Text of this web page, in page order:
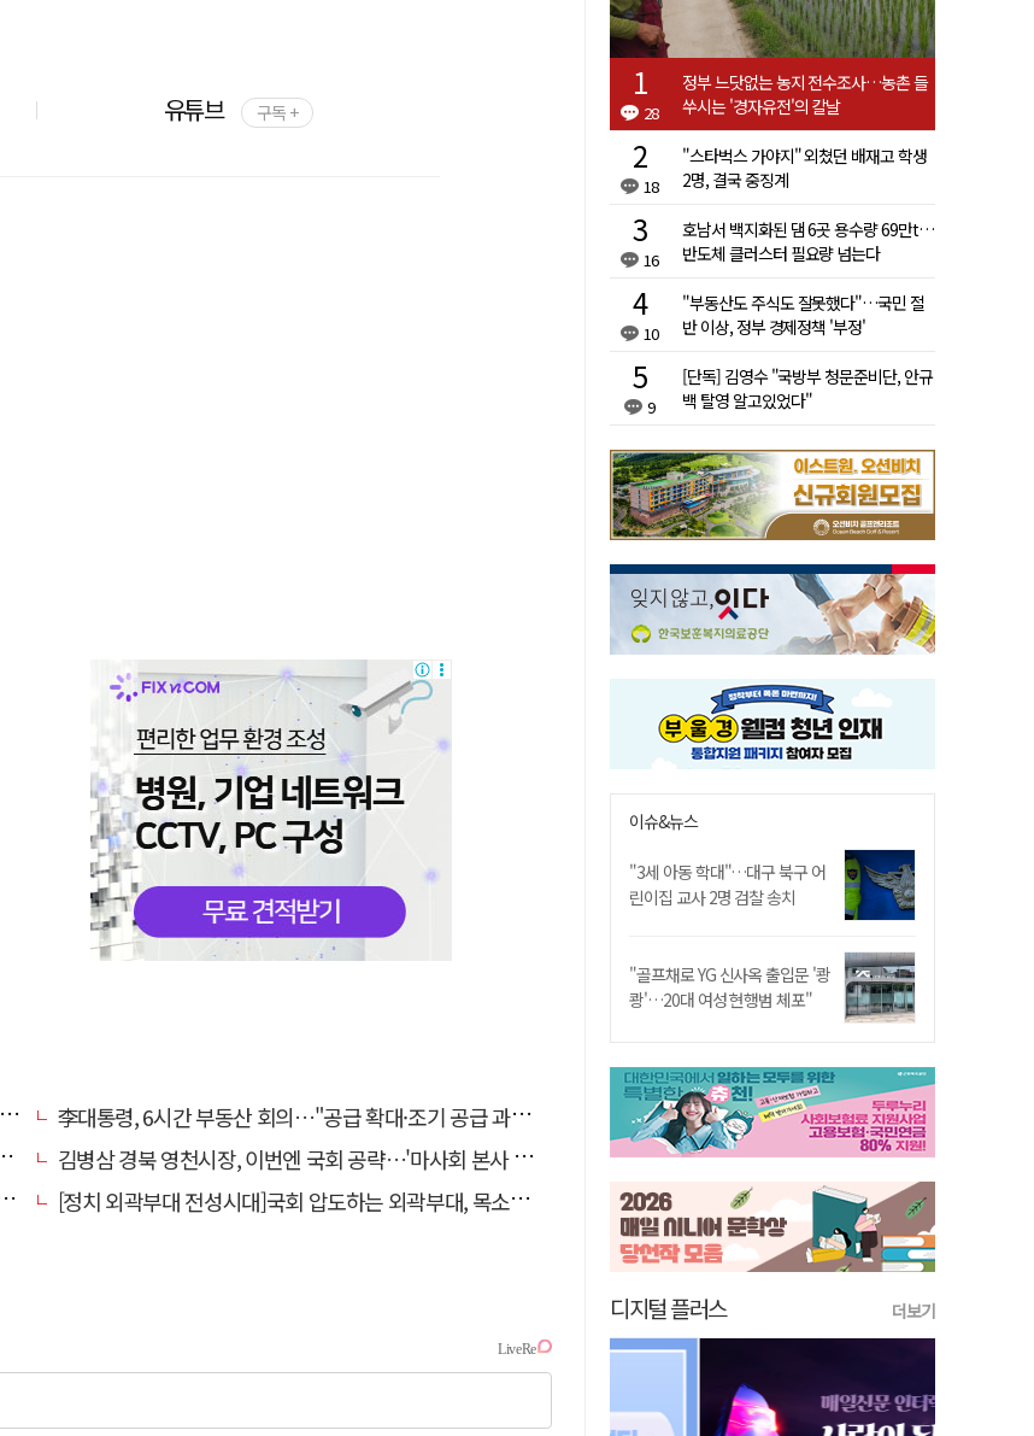
유튜브 구독 +
李대통령, 6시간 부동산 회의…"공급 확대·조기 공급 과감히 실천"
김병삼 경북 영천시장, 이번엔 국회 공략…'마사회 본사 이전·광역교통망 확충' 요청
[정치 외곽부대 전성시대]국회 압도하는 외곽부대, 목소리 왜 커지나?
28
정부 느닷없는 농지 전수조사…농촌 들
쑤시는 '경자유전'의 칼날
18
"스타벅스 가야지" 외쳤던 배재고 학생
2명, 결국 중징계
16
호남서 백지화된 댐 6곳 용수량 69만t…
반도체 클러스터 필요량 넘는다
10
"부동산도 주식도 잘못했다"…국민 절
반 이상, 정부 경제정책 '부정'
9
[단독] 김영수 "국방부 청문준비단, 안규
백 탈영 알고있었다"
이슈&뉴스
"3세 아동 학대"…대구 북구 어
린이집 교사 2명 검찰 송치
"골프채로 YG 신사옥 출입문 '쾅
쾅'…20대 여성 현행범 체포"
디지털 플러스 더보기